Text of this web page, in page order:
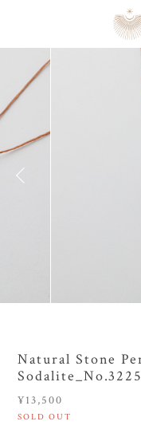
Natural Stone
¥13,500
SOLD OUT